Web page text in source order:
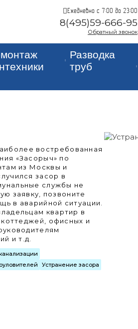
Ежедневно с 7:00 до 23:00
8(495)59-666-95
Обратный звонок
Разводка
труб
востребованная
«Засорыч» по
из Москвы и
засор в
службы не
заявку, позвоните
в аварийной ситуации.
квартир в
офисных и
и т.д.
Устранение засора